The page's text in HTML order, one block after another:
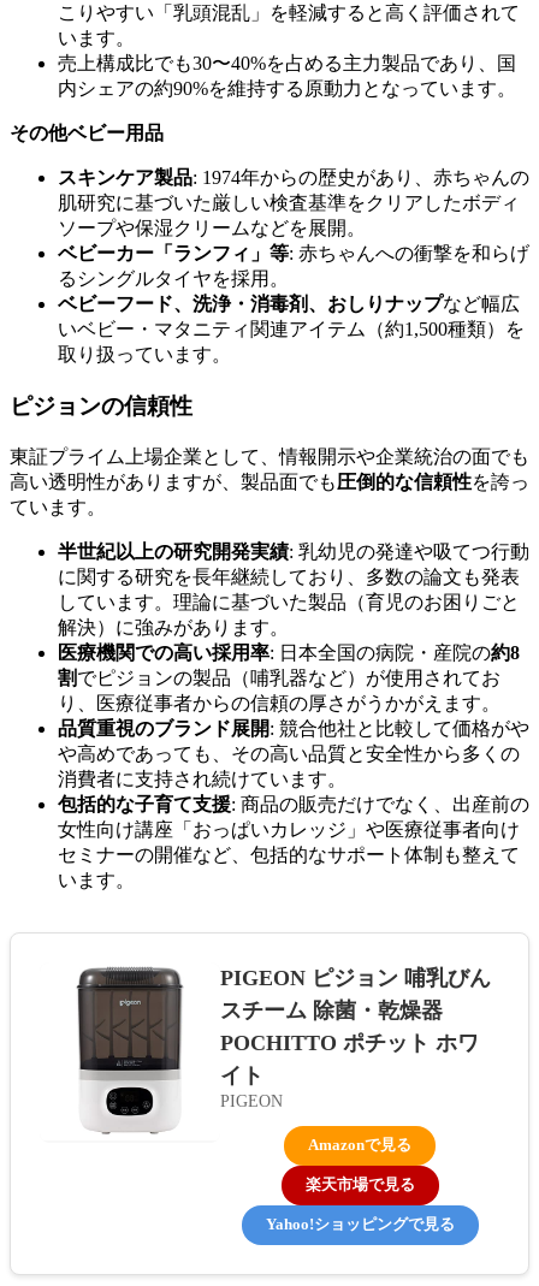
こりやすい「乳頭混乱」を軽減すると高く評価されて
います。
売上構成比でも30〜40%を占める主力製品であり、国
内シェアの約90%を維持する原動力となっています。
その他ベビー用品
スキンケア製品: 1974年からの歴史があり、赤ちゃんの
肌研究に基づいた厳しい検査基準をクリアしたボディ
ソープや保湿クリームなどを展開。
ベビーカー「ランフィ」等: 赤ちゃんへの衝撃を和らげ
るシングルタイヤを採用。
ベビーフード、洗浄・消毒剤、おしりナップなど幅広
いベビー・マタニティ関連アイテム（約1,500種類）を
取り扱っています。
ピジョンの信頼性
東証プライム上場企業として、情報開示や企業統治の面でも
高い透明性がありますが、製品面でも圧倒的な信頼性を誇っ
ています。
半世紀以上の研究開発実績: 乳幼児の発達や吸てつ行動
に関する研究を長年継続しており、多数の論文も発表
しています。理論に基づいた製品（育児のお困りごと
解決）に強みがあります。
医療機関での高い採用率: 日本全国の病院・産院の約8
割でピジョンの製品（哺乳器など）が使用されてお
り、医療従事者からの信頼の厚さがうかがえます。
品質重視のブランド展開: 競合他社と比較して価格がや
や高めであっても、その高い品質と安全性から多くの
消費者に支持され続けています。
包括的な子育て支援: 商品の販売だけでなく、出産前の
女性向け講座「おっぱいカレッジ」や医療従事者向け
セミナーの開催など、包括的なサポート体制も整えて
います。
PIGEON ピジョン 哺乳びん
スチーム 除菌・乾燥器
POCHITTO ポチット ホワ
イト
PIGEON
Amazonで見る
楽天市場で見る
Yahoo!ショッピングで見る